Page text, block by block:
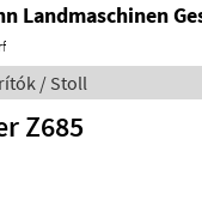
Landmaschinen
/ Stoll
Z685